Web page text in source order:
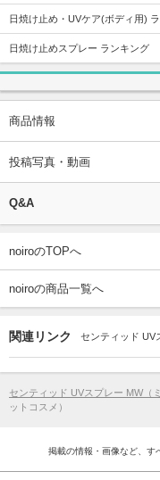
日焼け止め・UVケア(ボディ用)
日焼け止めスプレー ランキング
商品情報
投稿写真・動画
Q&A
noiroのTOPへ
noiroの商品一覧へ
関連リンク センティッド UV
センティッド UVスプレー MW（
ットコスメ）
掲載の情報・画像など、す